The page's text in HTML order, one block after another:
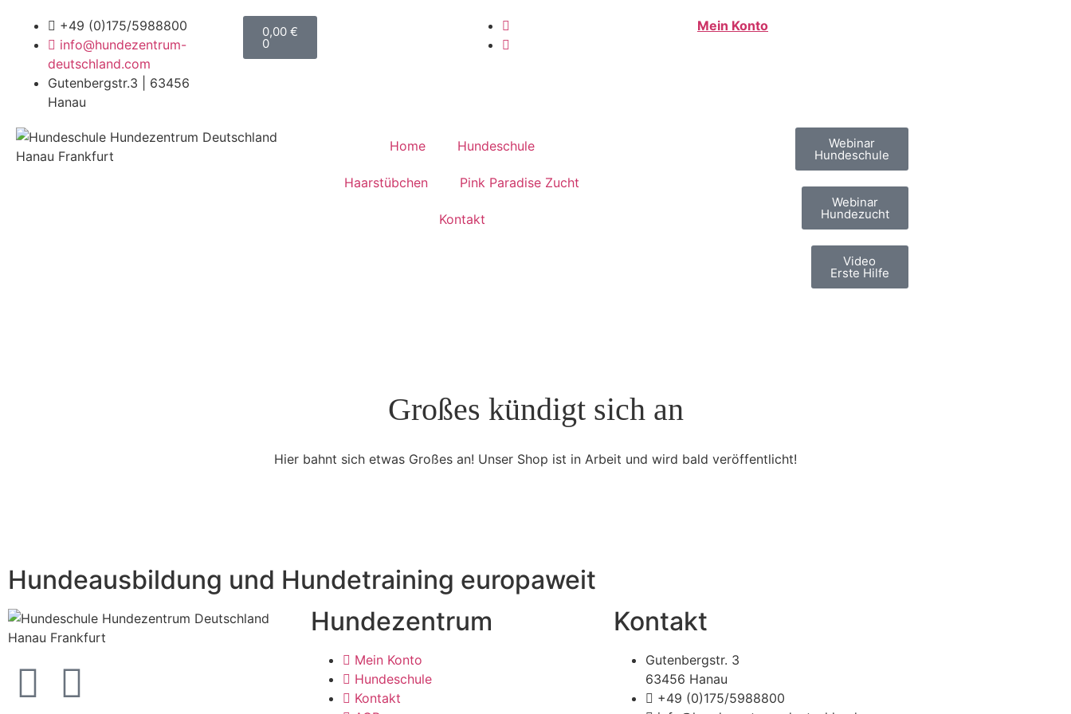
+49 (0)175/5988800
info@hundezentrum-
deutschland.com
Gutenbergstr.3 | 63456
Hanau
0,00 €
0
Mein Konto
Home Hundeschule
Haarstübchen Pink Paradise Zucht
Kontakt
Webinar
Hundeschule
Webinar
Hundezucht
Video
Erste Hilfe
Großes kündigt sich an
Hier bahnt sich etwas Großes an! Unser Shop ist in Arbeit und wird bald veröffentlicht!
Hundeausbildung und Hundetraining europaweit
Hundezentrum
Mein Konto
Hundeschule
Kontakt
Kontakt
Gutenbergstr. 3
63456 Hanau
+49 (0)175/5988800